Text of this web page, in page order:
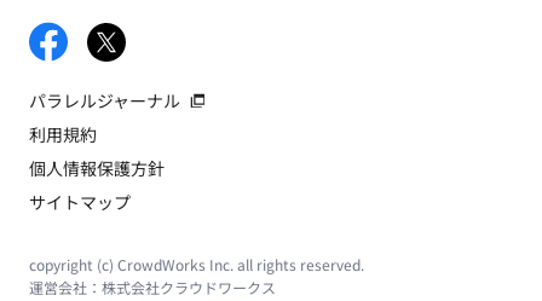
パラレルジャーナル
利用規約
個人情報保護方針
サイトマップ
copyright (c) CrowdWorks Inc. all rights reserved.
運営会社： 株式会社クラウドワークス